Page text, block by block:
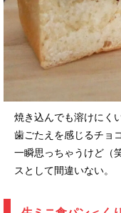
焼き込んでも溶けにく
歯ごたえを感じるチョ
一瞬思っちゃうけど（
スとして間違いない。